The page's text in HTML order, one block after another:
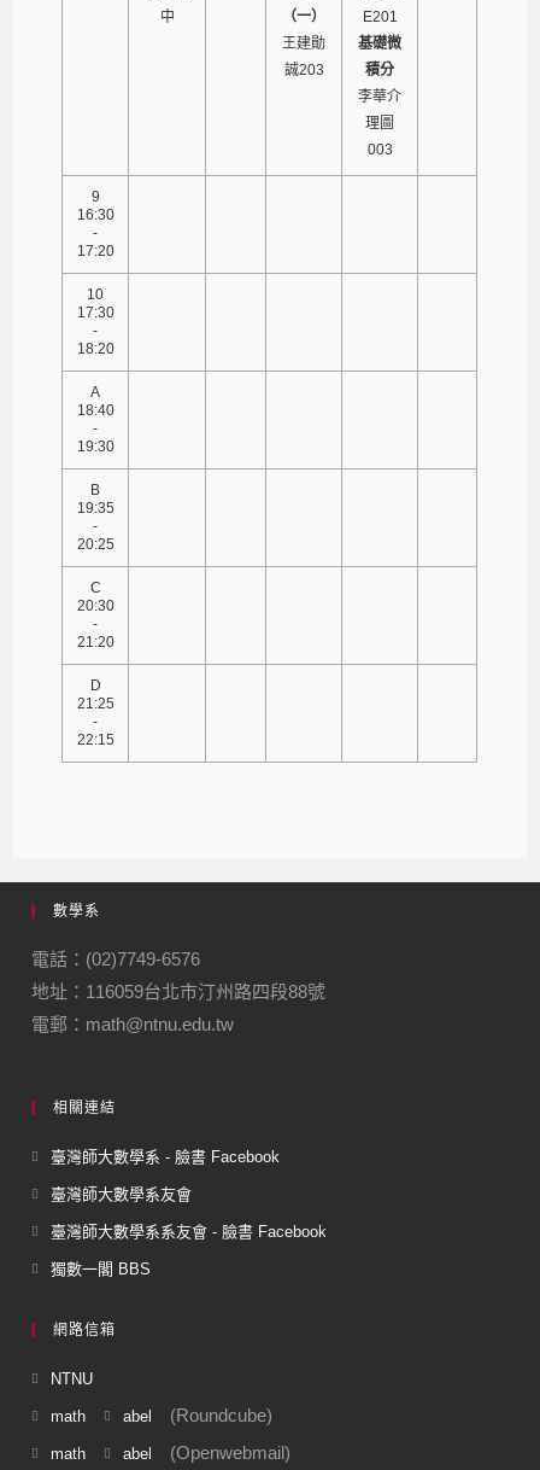
中
（一）
王建勛
誠203
E201
基礎微
積分
李華介
理圖
003
9
16:30
-
17:20
10
17:30
-
18:20
A
18:40
-
19:30
B
19:35
-
20:25
C
20:30
-
21:20
D
21:25
-
22:15
數學系
電話：(02)7749-6576
地址：116059台北市汀州路四段88號
電郵：math@ntnu.edu.tw
相關連結
臺灣師大數學系 - 臉書 Facebook
臺灣師大數學系友會
臺灣師大數學系系友會 - 臉書 Facebook
獨數一閣 BBS
網路信箱
NTNU
math abel (Roundcube)
math abel (Openwebmail)